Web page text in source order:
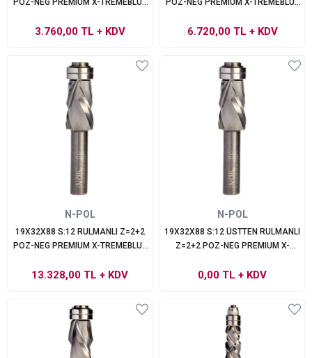
POZ-NEG PREMIUM X-TREMEBLUE
3.760,00 TL + KDV
POZ-NEG PREMIUM X-TREMEBLUE
6.720,00 TL + KDV
N-POL
19X32X88 S:12 RULMANLI Z=2+2
POZ-NEG PREMIUM X-TREMEBLUE
13.328,00 TL + KDV
N-POL
19X32X88 S:12 ÜSTTEN RULMANLI
Z=2+2 POZ-NEG PREMIUM X-
0,00 TL + KDV